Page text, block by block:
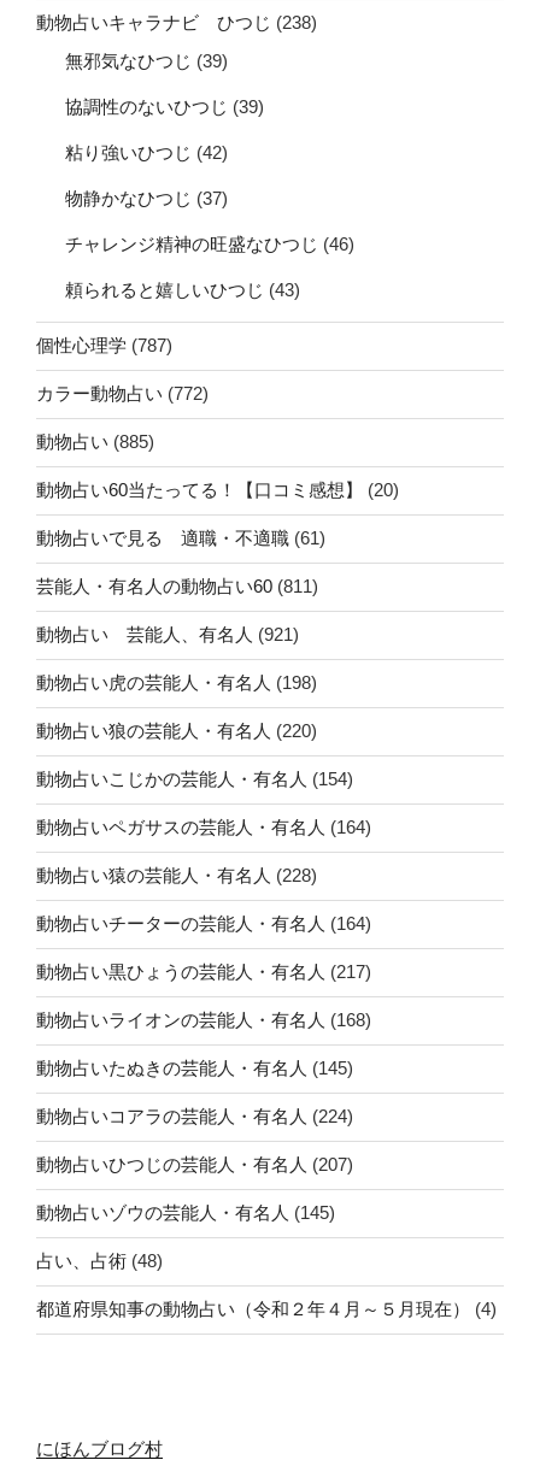
動物占いキャラナビ ひつじ (238)
無邪気なひつじ (39)
協調性のないひつじ (39)
粘り強いひつじ (42)
物静かなひつじ (37)
チャレンジ精神の旺盛なひつじ (46)
頼られると嬉しいひつじ (43)
個性心理学 (787)
カラー動物占い (772)
動物占い (885)
動物占い60当たってる！【口コミ感想】 (20)
動物占いで見る 適職・不適職 (61)
芸能人・有名人の動物占い60 (811)
動物占い 芸能人、有名人 (921)
動物占い虎の芸能人・有名人 (198)
動物占い狼の芸能人・有名人 (220)
動物占いこじかの芸能人・有名人 (154)
動物占いペガサスの芸能人・有名人 (164)
動物占い猿の芸能人・有名人 (228)
動物占いチーターの芸能人・有名人 (164)
動物占い黒ひょうの芸能人・有名人 (217)
動物占いライオンの芸能人・有名人 (168)
動物占いたぬきの芸能人・有名人 (145)
動物占いコアラの芸能人・有名人 (224)
動物占いひつじの芸能人・有名人 (207)
動物占いゾウの芸能人・有名人 (145)
占い、占術 (48)
都道府県知事の動物占い（令和２年４月～５月現在） (4)
にほんブログ村